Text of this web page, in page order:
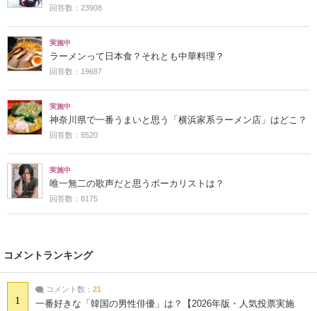
回答数：23908
実施中
ラーメンって日本食？それとも中華料理？
回答数：19687
実施中
神奈川県で一番うまいと思う「横浜家系ラーメン店」はどこ？
回答数：8520
実施中
唯一無二の歌声だと思うボーカリストは？
回答数：8175
コメントランキング
1
コメント数： 21
一番好きな「韓国の男性俳優」は？【2026年版・人気投票実施